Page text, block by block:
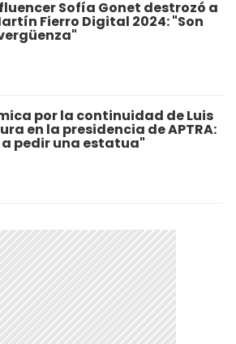
Sofía Gonet destrozó a
Fierro Digital 2024: "Son
por la continuidad de Luis
en la presidencia de APTRA:
a pedir una estatua"